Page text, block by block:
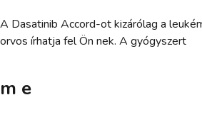
A Dasatinib Accord-ot kizárólag a
orvos írhatja fel Ön nek. A gyógyszert
m e